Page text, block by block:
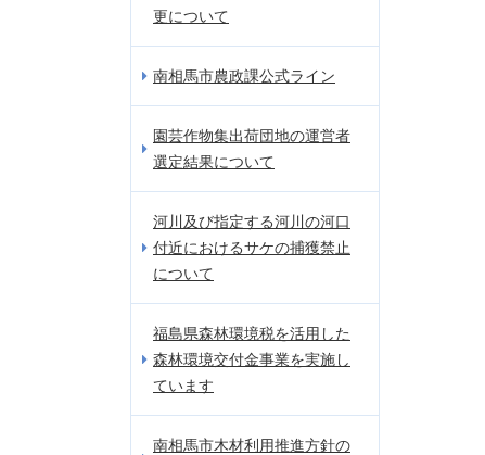
更について
南相馬市農政課公式ライン
園芸作物集出荷団地の運営者
選定結果について
河川及び指定する河川の河口
付近におけるサケの捕獲禁止
について
福島県森林環境税を活用した
森林環境交付金事業を実施し
ています
南相馬市木材利用推進方針の